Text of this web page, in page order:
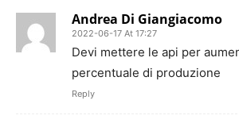
Andrea Di Giangiacomo
2022-06-17 At 17:27
Devi mettere le api per
percentuale di produzione
Reply